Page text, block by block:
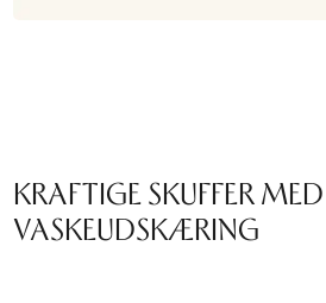
KRAFTIGE SKUFFER MED
VASKEUDSKÆRING